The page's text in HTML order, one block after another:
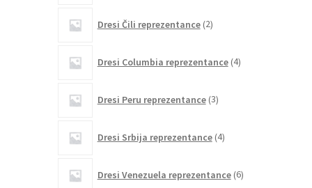
Dresi Čili reprezentance 2izdelka
Dresi Columbia reprezentance 4izdelki
Dresi Peru reprezentance 3izdelki
Dresi Srbija reprezentance 4izdelki
Dresi Venezuela reprezentance 6izdelkov